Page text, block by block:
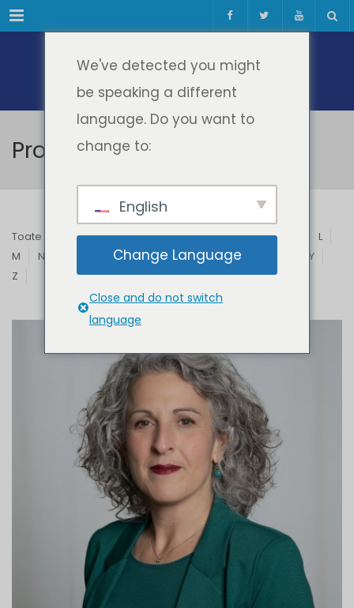
Meniul
Profesori & Invitați
Toate B C D E F G H I J
L
M
N Q R S T U V
Y
Z
We've detected you might
be speaking a different
language. Do you want to
change to:
English
Change Language
Close and do not switch
language